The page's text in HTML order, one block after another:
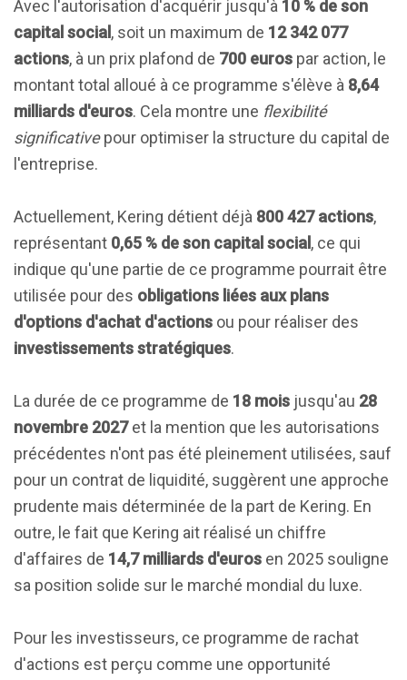
Avec l'autorisation d'acquérir jusqu'à 10 % de son
capital social , soit un maximum de 12 342 077
actions, à un prix plafond de 700 euros par action, le
montant total alloué à ce programme s'élève à 8,64
milliards d'euros. Cela montre une flexibilité
significativepour optimiser la structure du capital de
l'entreprise.
Actuellement, Kering détient déjà 800 427 actions,
représentant 0,65 % de son capital social , ce qui
indique qu'une partie de ce programme pourrait être
utilisée pour des obligations liées aux plans
d'options d'achat d'actions ou pour réaliser des
investissements stratégiques.
La durée de ce programme de 18 mois jusqu'au 28
novembre 2027et la mention que les autorisations
précédentes n'ont pas été pleinement utilisées, sauf
pour un contrat de liquidité, suggèrent une approche
prudente mais déterminée de la part de Kering. En
outre, le fait que Kering ait réalisé un chiffre
d'affaires de 14,7 milliards d'euros en 2025 souligne
sa position solide sur le marché mondial du luxe.
Pour les investisseurs, ce programme de rachat
d'actions est perçu comme une opportunité